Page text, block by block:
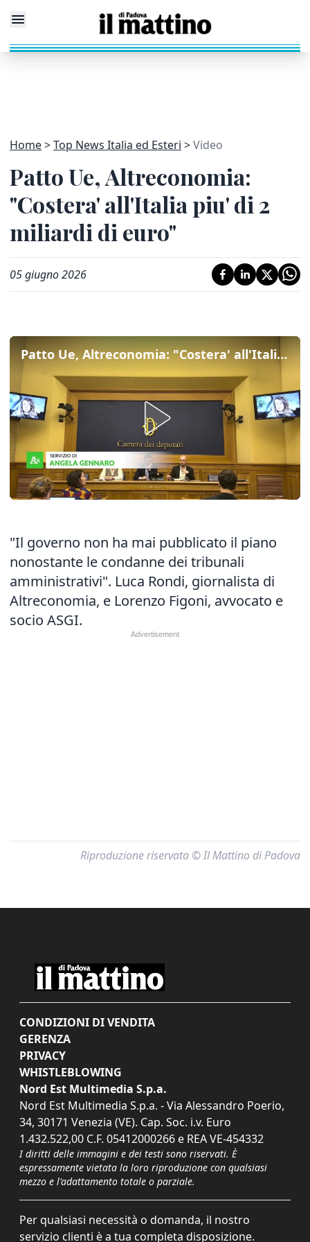
Home Top News Italia ed Esteri Video
Patto Ue, Altreconomia:
"Costera' all'Italia piu' di 2
miliardi di euro"
05 giugno 2026
Patto Ue, Altreconomia: "Costera' all'Italia piu' di 2 miliardi di euro"
"Il governo non ha mai pubblicato il piano
nonostante le condanne dei tribunali
amministrativi". Luca Rondi, giornalista di
Altreconomia, e Lorenzo Figoni, avvocato e
socio ASGI.
Riproduzione riservata © Il Mattino di Padova
CONDIZIONI DI VENDITA
GERENZA
PRIVACY
WHISTLEBLOWING
Nord Est Multimedia S.p.a.
Nord Est Multimedia S.p.a. - Via Alessandro Poerio,
34, 30171 Venezia (VE). Cap. Soc. i.v. Euro
1.432.522,00 C.F. 05412000266 e REA VE-454332
I diritti delle immagini e dei testi sono riservati. È
espressamente vietata la loro riproduzione con qualsiasi
mezzo e l'adattamento totale o parziale.
Per qualsiasi necessità o domanda, il nostro
servizio clienti è a tua completa disposizione.